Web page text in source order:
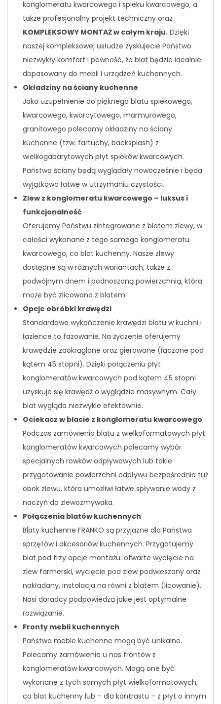
konglomeratu kwarcowego i spieku kwarcowego, a
także profesjonalny projekt techniczny oraz
KOMPLEKSOWY MONTAŻ w całym kraju. Dzięki
naszej kompleksowej usłudze zyskujecie Państwo
niezwykły komfort i pewność, że blat będzie idealnie
dopasowany do mebli i urządzeń kuchennych.
Okładziny na ściany kuchenne
Jako uzupełnienie do pięknego blatu spiekowego,
kwarcowego, kwarcytowego, marmurowego,
granitowego polecamy okładziny na ściany
kuchenne (tzw. fartuchy, backsplash) z
wielkogabarytowych płyt spieków kwarcowych.
Państwa ściany będą wyglądały nowocześnie i będą
wyjątkowo łatwe w utrzymaniu czystości.
Zlew z konglomeratu kwarcowego – luksus i
funkcjonalność
Oferujemy Państwu zintegrowane z blatem zlewy, w
całości wykonane z tego samego konglomeratu
kwarcowego, co blat kuchenny. Nasze zlewy
dostępne są w różnych wariantach, także z
podwójnym dnem i podnoszoną powierzchnią, która
może być zlicowana z blatem.
Opcje obróbki krawędzi
Standardowe wykończenie krawędzi blatu w kuchni i
łazience to fazowanie. Na życzenie oferujemy
krawędzie zaokrąglone oraz gierowane (łączone pod
kątem 45 stopni). Dzięki połączeniu płyt
konglomeratów kwarcowych pod kątem 45 stopni
uzyskuje się krawędź o wyglądzie masywnym. Cały
blat wygląda niezwykle efektownie.
Ociekacz w blacie z konglomeratu kwarcowego
Podczas zamówienia blatu z wielkoformatowych płyt
konglomeratów kwarcowych polecamy wybór
specjalnych rowków odpływowych lub takie
przygotowanie powierzchni odpływu bezpośrednio tuż
obok zlewu, która umożliwi łatwe spływanie wody z
naczyń do zlewozmywaka.
Połączenia blatów kuchennych
Blaty kuchenne FRANKO są przyjazne dla Państwa
sprzętów i akcesoriów kuchennych. Przygotujemy
blat pod trzy opcje montażu: otwarte wycięcie na
zlew farmerski, wycięcie pod zlew podwieszany oraz
nakładany, instalacja na równi z blatem (licowanie).
Nasi doradcy podpowiedzą jakie jest optymalne
rozwiązanie.
Fronty mebli kuchennych
Państwa meble kuchenne mogą być unikalne.
Polecamy zamówienie u nas frontów z
konglomeratów kwarcowych. Mogą one być
wykonane z tych samych płyt wielkoformatowych,
co blat kuchenny lub – dla kontrastu – z płyt o innym